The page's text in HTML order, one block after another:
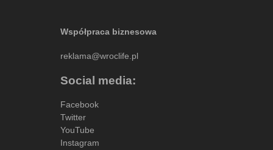
Współpraca biznesowa
reklama@wroclife.pl
Social media:
Facebook
Twitter
YouTube
Instagram